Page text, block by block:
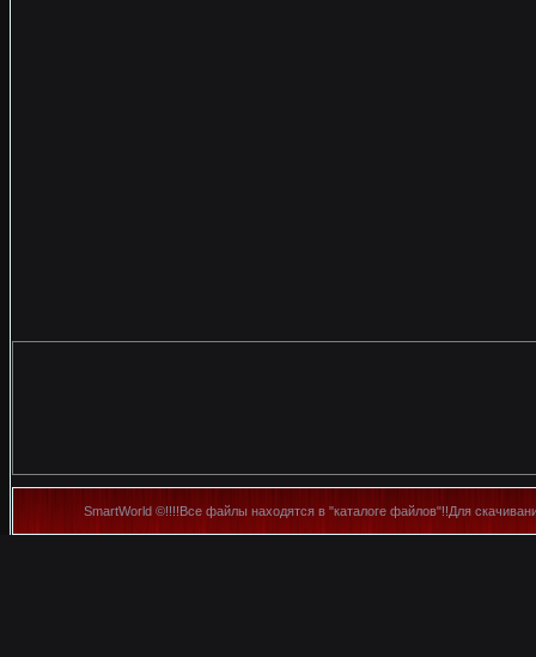
SmartWorld ©!!!!Все файлы находятся в "каталоге файлов"!!Для